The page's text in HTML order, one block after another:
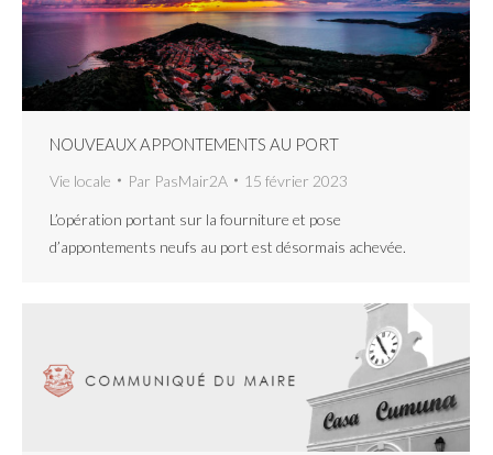
NOUVEAUX APPONTEMENTS AU PORT
Vie locale Par PasMair2A 15 février 2023
L’opération portant sur la fourniture et pose
d’appontements neufs au port est désormais achevée.